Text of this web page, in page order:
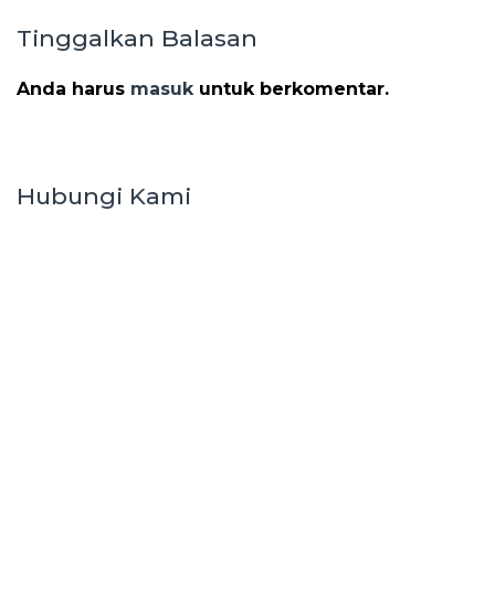
Tinggalkan Balasan
Anda harus masukuntuk berkomentar.
Hubungi Kami